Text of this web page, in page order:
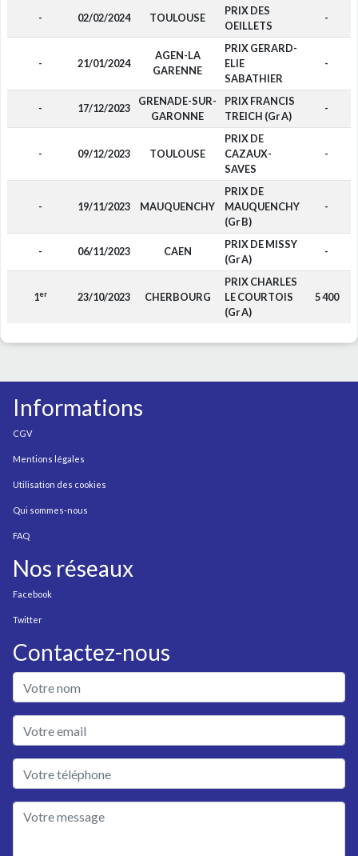
- 02/02/2024 TOULOUSE
PRIX DES
OEILLETS
-
- 21/01/2024
AGEN-LA
GARENNE
PRIX GERARD-
ELIE
SABATHIER
-
- 17/12/2023
GRENADE-SUR-
GARONNE
PRIX FRANCIS
TREICH (Gr A)
-
- 09/12/2023 TOULOUSE
PRIX DE
CAZAUX-
SAVES
-
- 19/11/2023 MAUQUENCHY
PRIX DE
MAUQUENCHY
(Gr B)
-
- 06/11/2023 CAEN
PRIX DE MISSY
(Gr A)
-
1er 23/10/2023 CHERBOURG
PRIX CHARLES
LE COURTOIS
(Gr A)
5 400
Informations
CGV
Mentions légales
Utilisation des cookies
Qui sommes-nous
FAQ
Nos réseaux
Facebook
Twitter
Contactez-nous